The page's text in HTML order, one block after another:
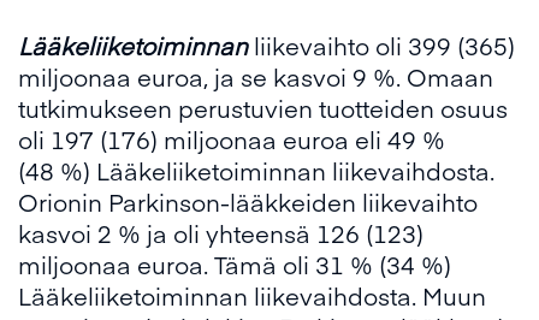
Lääkeliiketoiminnanliikevaihto oli 399 (365)
miljoonaa euroa, ja se kasvoi 9 %. Omaan
tutkimukseen perustuvien tuotteiden osuus
oli 197 (176) miljoonaa euroa eli 49 %
(48 %) Lääkeliiketoiminnan liikevaihdosta.
Orionin Parkinson-lääkkeiden liikevaihto
kasvoi 2 % ja oli yhteensä 126 (123)
miljoonaa euroa. Tämä oli 31 % (34 %)
Lääkeliiketoiminnan liikevaihdosta. Muun